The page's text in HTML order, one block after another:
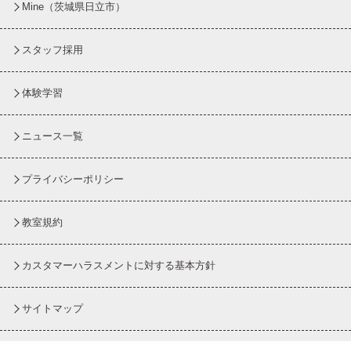
Mine（茨城県日立市）
スタッフ採用
体験学習
ニュース一覧
プライバシーポリシー
教室規約
カスタマーハラスメントに対する基本方針
サイトマップ